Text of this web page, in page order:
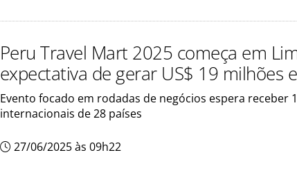
Peru Travel Mart 2025 começa em
expectativa de gerar US$ 19 milhões
Evento focado em rodadas de negócios espera receber
internacionais de 28 países
27/06/2025 às 09h22